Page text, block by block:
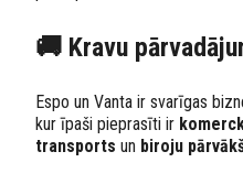
🚚 Kravu
Espo un Vanta ir svarīgas
kur īpaši pieprasīti ir
transports un biroju